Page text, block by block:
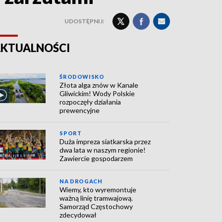
UDOSTĘPNIJ:
ŚRODOWISKO
Złota alga znów w Kanale
Gliwickim! Wody Polskie
rozpoczęły działania
prewencyjne
SPORT
Duża impreza siatkarska przez
dwa lata w naszym regionie!
Zawiercie gospodarzem
NA DROGACH
Wiemy, kto wyremontuje
ważną linię tramwajową.
Samorząd Częstochowy
zdecydował